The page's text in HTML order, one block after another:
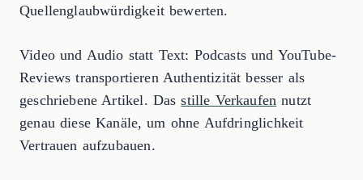
Quellenglaubwürdigkeit bewerten.
Video und Audio statt Text: Podcasts und YouTube-
Reviews transportieren Authentizität besser als
geschriebene Artikel. Dasstille Verkaufen nutzt
genau diese Kanäle, um ohne Aufdringlichkeit
Vertrauen aufzubauen.